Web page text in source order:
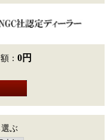
： 0円
ぶ